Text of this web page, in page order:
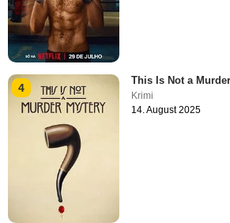
4
This Is Not a
Krimi
14. August 2025